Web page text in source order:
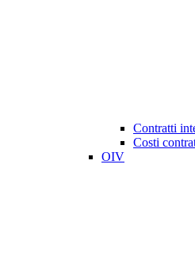
Contratti
Costi
OIV